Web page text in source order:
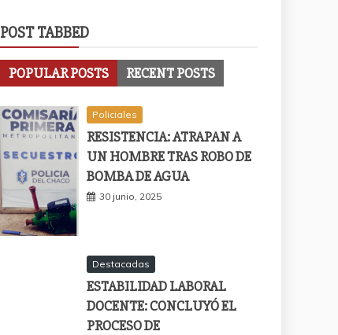
POST TABBED
POPULAR POSTS RECENT POSTS
Policiales
RESISTENCIA: ATRAPAN A
UN HOMBRE TRAS ROBO DE
BOMBA DE AGUA
30 junio, 2025
Destacadas
ESTABILIDAD LABORAL
DOCENTE: CONCLUYÓ EL
PROCESO DE